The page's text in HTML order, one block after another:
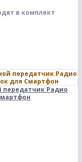
в комплект
передатчик Радио